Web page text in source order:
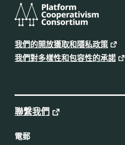
平
台
合
作
主
我們的開放獲取和隱私政策
我們對多樣性和包容性的承諾
聯繫我們
電郵